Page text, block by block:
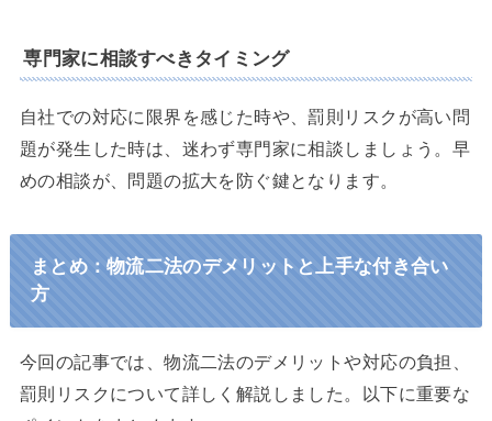
専門家に相談すべきタイミング
自社での対応に限界を感じた時や、罰則リスクが高い問
題が発生した時は、迷わず専門家に相談しましょう。早
めの相談が、問題の拡大を防ぐ鍵となります。
まとめ：物流二法のデメリットと上手な付き合い
方
今回の記事では、物流二法のデメリットや対応の負担、
罰則リスクについて詳しく解説しました。以下に重要な